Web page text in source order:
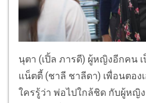
นุตา (เปิ้ล ภารดี) ผู้หญิงอีกคน
แน็ตตี้ (ชาลี ชาลีดา) เพื่อนตอง
ใครรู้ว่า พ่อไปใกล้ชิด กับผู้หญิ